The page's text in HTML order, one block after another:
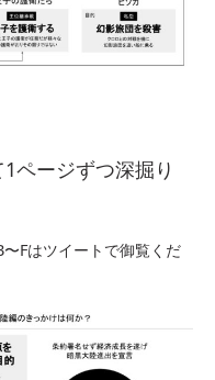
ページずつ深掘り
Fはツイートで御覧くだ